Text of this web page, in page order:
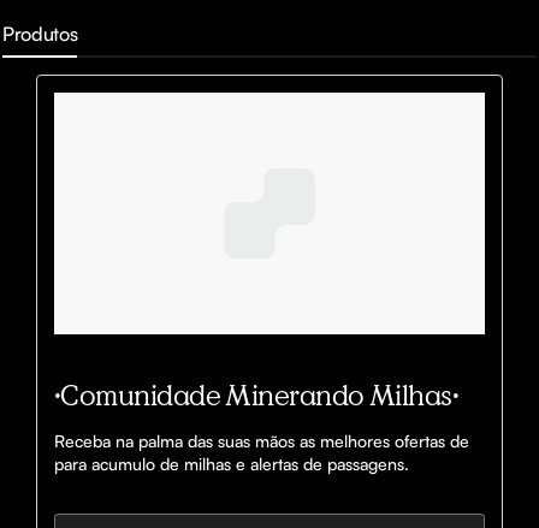
Produtos
•Comunidade Minerando Milhas•
Receba na palma das suas mãos as melhores ofertas de
para acumulo de milhas e alertas de passagens.